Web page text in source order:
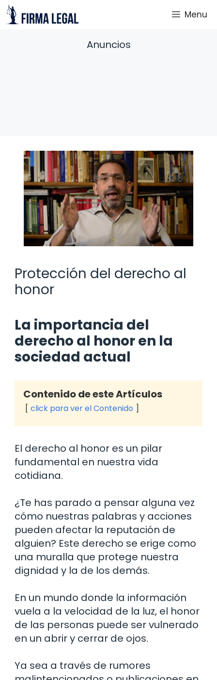
Saltar
al
Menu
Anuncios
Protección del derecho al
honor
La importancia del
derecho al honor en la
sociedad actual
Contenido de este Artículos
click para ver el Contenido
El derecho al honor es un pilar
fundamental en nuestra vida
cotidiana.
¿Te has parado a pensar alguna vez
cómo nuestras palabras y acciones
pueden afectar la reputación de
alguien? Este derecho se erige como
una muralla que protege nuestra
dignidad y la de los demás.
En un mundo donde la información
vuela a la velocidad de la luz, el honor
de las personas puede ser vulnerado
en un abrir y cerrar de ojos.
Ya sea a través de rumores